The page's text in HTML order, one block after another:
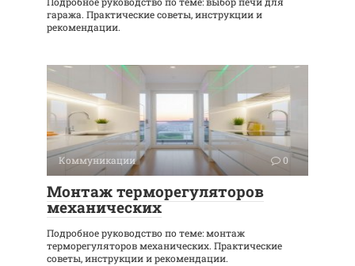
гаража. Практические советы, инструкции и
рекомендации.
Коммуникации 0
Монтаж терморегуляторов
механических
Подробное руководство по теме: монтаж
терморегуляторов механических. Практические
советы, инструкции и рекомендации.